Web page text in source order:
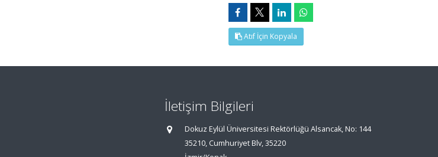
Atıf İçin Kopyala
İletişim Bilgileri
Dokuz Eylül Üniversitesi Rektörlüğü Alsancak, No: 144
35210, Cumhuriyet Blv, 35220